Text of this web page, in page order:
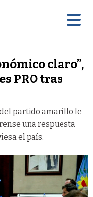
claro”,
PRO tras
del partido amarillo le
una respuesta
el país.